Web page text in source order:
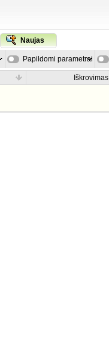
Naujas
Papildomi parametrai
Iškrovimas